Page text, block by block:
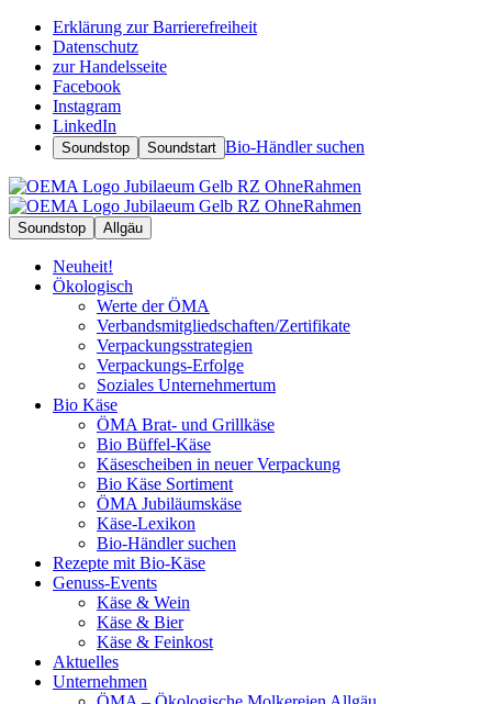
Erklärung zur Barrierefreiheit
Datenschutz
zur Handelsseite
Facebook
Instagram
LinkedIn
Soundstop Soundstart Bio-Händler suchen
Soundstop Allgäu
Neuheit!
Ökologisch
Werte der ÖMA
Verbandsmitgliedschaften/Zertifikate
Verpackungsstrategien
Verpackungs-Erfolge
Soziales Unternehmertum
Bio Käse
ÖMA Brat- und Grillkäse
Bio Büffel-Käse
Käsescheiben in neuer Verpackung
Bio Käse Sortiment
ÖMA Jubiläumskäse
Käse-Lexikon
Bio-Händler suchen
Rezepte mit Bio-Käse
Genuss-Events
Käse & Wein
Käse & Bier
Käse & Feinkost
Aktuelles
Unternehmen